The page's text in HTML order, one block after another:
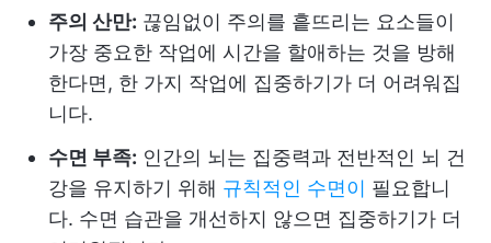
주의 산만: 끊임없이 주의를 흩뜨리는 요소들이
가장 중요한 작업에 시간을 할애하는 것을 방해
한다면, 한 가지 작업에 집중하기가 더 어려워집
니다.
수면 부족: 인간의 뇌는 집중력과 전반적인 뇌 건
강을 유지하기 위해 규칙적인 수면이 필요합니
다. 수면 습관을 개선하지 않으면 집중하기가 더